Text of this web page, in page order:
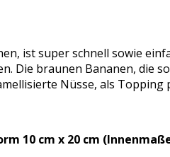
ist super schnell sowie
Die braunen Bananen, die
Nüsse, als Topping
10 cm x 20 cm